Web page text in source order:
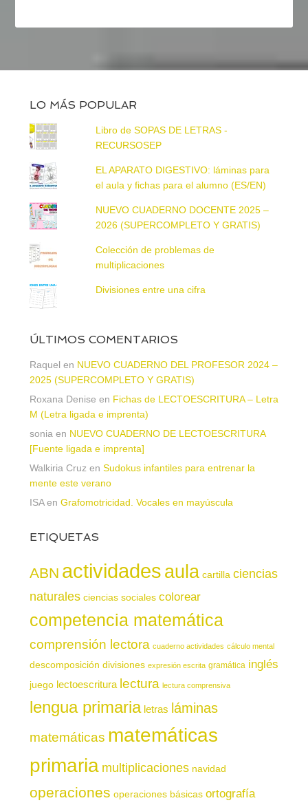
LO MÁS POPULAR
Libro de SOPAS DE LETRAS -
RECURSOSEP
EL APARATO DIGESTIVO: láminas para
el aula y fichas para el alumno (ES/EN)
NUEVO CUADERNO DOCENTE 2025 –
2026 (SUPERCOMPLETO Y GRATIS)
Colección de problemas de
multiplicaciones
Divisiones entre una cifra
ÚLTIMOS COMENTARIOS
Raquel en NUEVO CUADERNO DEL PROFESOR 2024 –
2025 (SUPERCOMPLETO Y GRATIS)
Roxana Denise en Fichas de LECTOESCRITURA – Letra
M (Letra ligada e imprenta)
sonia en NUEVO CUADERNO DE LECTOESCRITURA
[Fuente ligada e imprenta]
Walkiria Cruz en Sudokus infantiles para entrenar la
mente este verano
ISAen Grafomotricidad. Vocales en mayúscula
ETIQUETAS
ABN actividadesaula cartilla ciencias
naturales ciencias sociales colorear
competencia matemática
comprensión lectora cuaderno actividades cálculo mental
descomposición divisiones expresión escrita gramática inglés
juego lectoescritura lectura lectura comprensiva
lengua primaria letras láminas
matemáticas matemáticas
primaria multiplicaciones navidad
operaciones operaciones básicas ortografía